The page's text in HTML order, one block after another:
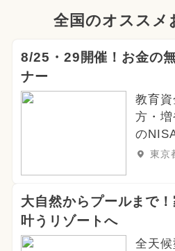
全国のオススメ
8/25・29開催！お金の
ナー
教育
方・
の
東京
大自然からプールまで
叶うリゾートへ
全天